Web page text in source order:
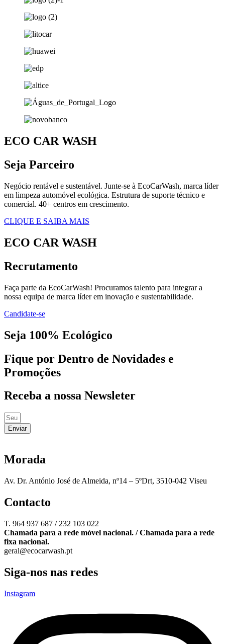
ECO CAR WASH
Seja Parceiro
Negócio rentável e sustentável. Junte-se à EcoCarWash, marca líder
em limpeza automóvel ecológica. Estrutura de suporte técnico e
comercial. 40+ centros em crescimento.
CLIQUE E SAIBA MAIS
ECO CAR WASH
Recrutamento
Faça parte da EcoCarWash! Procuramos talento para integrar a
nossa equipa de marca líder em inovação e sustentabilidade.
Candidate-se
Seja 100% Ecológico
Fique por Dentro de Novidades e
Promoções
Receba a nossa Newsleter
Enviar
Morada
Av. Dr. António José de Almeida, nº14 – 5ºDrt, 3510-042 Viseu
Contacto
T. 964 937 687 / 232 103 022
Chamada para a rede móvel nacional. / Chamada para a rede
fixa nacional.
geral@ecocarwash.pt
Siga-nos nas redes
Instagram